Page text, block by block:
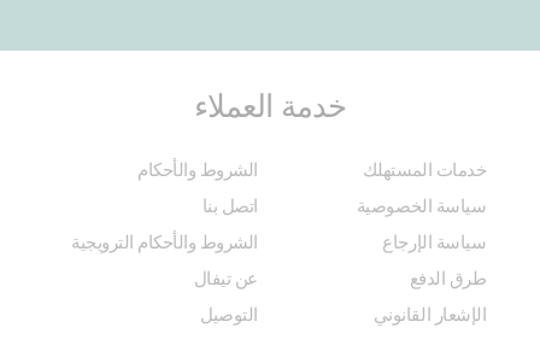
خدمة العملاء
خدمات المستهلك
الشروط والأحكام
سياسة الخصوصية
اتصل بنا
سياسة الإرجاع
الشروط والأحكام الترويجية
طرق الدفع
عن تيفال
الإشعار القانوني
التوصيل